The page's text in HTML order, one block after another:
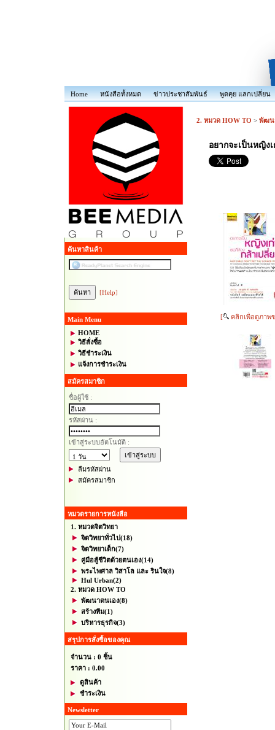
Home หนังสือทั้งหมด ข่าวประชาสัมพันธ์ พูดคุย แลกเปลี่ยน
ค้นหาสินค้า
[Help]
Main Menu
HOME
วิธีสั่งซื้อ
วิธีชำระเงิน
แจ้งการชำระเงิน
สมัครสมาชิก
ชื่อผู้ใช้ :
รหัสผ่าน :
เข้าสู่ระบบอัตโนมัติ :
ลืมรหัสผ่าน
สมัครสมาชิก
หมวดรายการหนังสือ
1. หมวดจิตวิทยา
จิตวิทยาทั่วไป(18)
จิตวิทยาเด็ก(7)
คู่มือสู้ชีวิตด้วยตนเอง(14)
พระไพศาล วิสาโล และ รินใจ(8)
Hul Urban(2)
2. หมวด HOW TO
พัฒนาตนเอง(8)
สร้างทีม(1)
บริหารธุรกิจ(3)
สรุปการสั่งซื้อของคุณ
จำนวน : 0 ชิ้น
ราคา : 0.00
ดูสินค้า
ชำระเงิน
Newsletter
2. หมวด HOW TO > พัฒน
อยากจะเป็นหญิง
[ คลิกเพื่อดูภาพ